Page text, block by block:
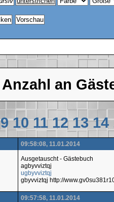
Anzahl an
9 10 11 12 13 14
09:58:08, 11.01.2014
Ausgetauscht - Gästebuch
agbyvviztqj
ugbyvviztqj
gbyvviztqj http://
09:57:58, 11.01.2014